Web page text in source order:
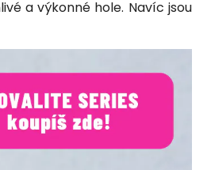
a výkonné hole. Navíc jsou